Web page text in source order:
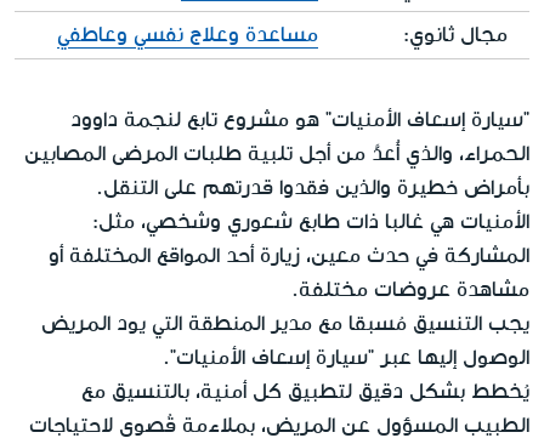
مجال ثانوي: مساعدة وعلاج نفسي وعاطفي
"سيارة إسعاف الأمنيات" هو مشروع تابع لنجمة داوود
الحمراء، والذي أُعدَّ من أجل تلبية طلبات المرضى المصابين
بأمراض خطيرة والذين فقدوا قدرتهم على التنقل.
الأمنيات هي غالبا ذات طابع شعوري وشخصي، مثل:
المشاركة في حدث معين، زيارة أحد المواقع المختلفة أو
مشاهدة عروضات مختلفة.
يجب التنسيق مُسبقا مع مدير المنطقة التي يود المريض
الوصول إليها عبر "سيارة إسعاف الأمنيات".
يُخطط بشكل دقيق لتطبيق كل أمنية، بالتنسيق مع
الطبيب المسؤول عن المريض، بملاءمة قُصوى لاحتياجات